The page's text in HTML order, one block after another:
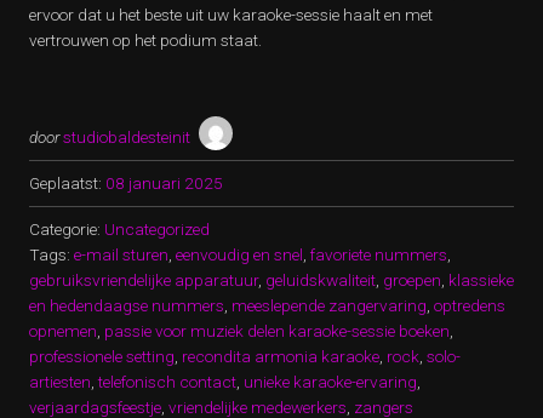
ervoor dat u het beste uit uw karaoke-sessie haalt en met
vertrouwen op het podium staat.
doorstudiobaldesteinit
Geplaatst: 08 januari 2025
Categorie: Uncategorized
Tags: e-mail sturen eenvoudig en snel favoriete nummers
gebruiksvriendelijke apparatuur, geluidskwaliteit groepen klassieke
en hedendaagse nummers meeslepende zangervaring optredens
opnemen passie voor muziek delen karaoke-sessie boeken
professionele setting recondita armonia karaoke rock solo-
artiesten ,telefonisch contact unieke karaoke-ervaring
verjaardagsfeestje vriendelijke medewerkers zangers